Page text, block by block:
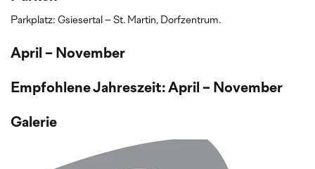
Parkplatz: Gsiesertal – St. Martin, Dorfzentrum.
April - November
Empfohlene Jahreszeit: April - November
Galerie